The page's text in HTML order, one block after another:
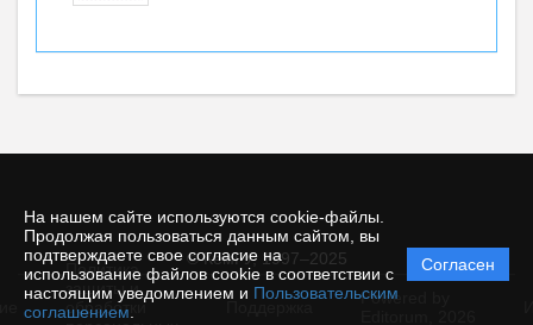
На нашем сайте используются cookie-файлы.
Продолжая пользоваться данным сайтом, вы
подтверждаете свое согласие на
использование файлов cookie в соответствии с
настоящим уведомлением и Пользовательским
соглашением
Согласен
© КемГУ, 1997–2025
Политика
защиты и
обработки
Powered by